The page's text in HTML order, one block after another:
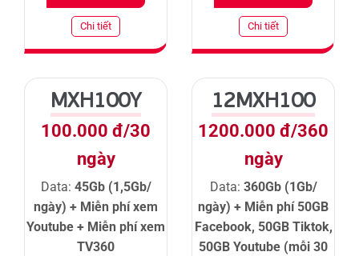
Chi tiết Chi tiết
MXH100Y
100.000 đ/30
ngày
Data: 45Gb (1,5Gb/
ngày) + Miễn phí xem
Youtube + Miễn phí xem
TV360
12MXH100
1200.000 đ/360
ngày
Data: 360Gb (1Gb/
ngày) + Miễn phí 50GB
Facebook, 50GB Tiktok,
50GB Youtube (mỗi 30